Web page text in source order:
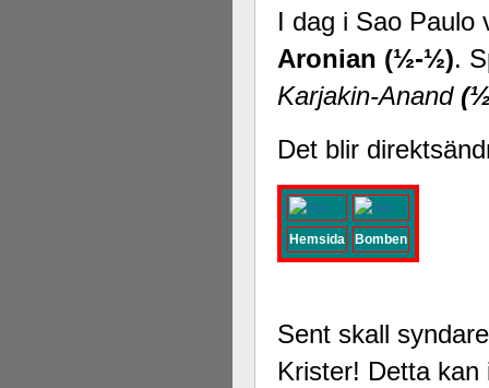
I dag i Sao Paulo
Aronian (½-½).
Karjakin-Anand
Det blir
Hemsida Bomben
Sent skall
Krister! Detta